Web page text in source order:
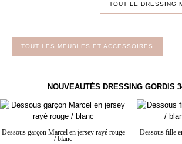
TOUT LE DRESSING
TOUT LES MEUBLES ET ACCESSOIRES
NOUVEAUTÉS DRESSING GORDIS
Dessous garçon Marcel en jersey rayé rouge
/ blanc
Dessous fille